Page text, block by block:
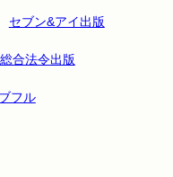
セブン&アイ出版
総合法令出版
フル